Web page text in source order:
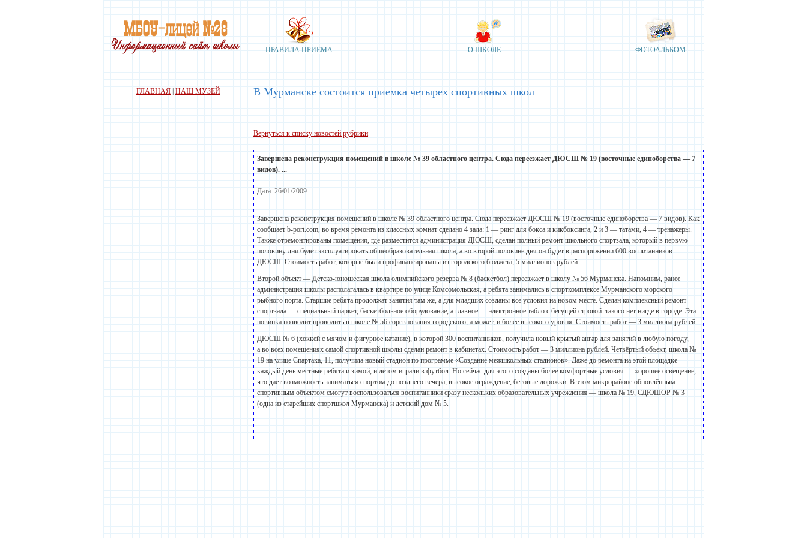
ПРАВИЛА ПРИЕМА О ШКОЛЕ ФОТОАЛЬБОМ
ГЛАВНАЯ НАШ МУЗЕЙ В Мурманске состоится приемка четырех спортивных школ
Вернуться к списку новостей рубрики
Завершена реконструкция помещений в школе № 39 областного центра. Сюда переезжает ДЮСШ № 19 (восточные единоборства — 7
видов). ...
Дата: 26/01/2009
Завершена реконструкция помещений в школе № 39 областного центра. Сюда переезжает ДЮСШ № 19 (восточные единоборства — 7 видов). Как
сообщает b-port.com, во время ремонта из классных комнат сделано 4 зала: 1 — ринг для бокса и кикбоксинга, 2 и 3 — татами, 4 — тренажеры.
Также отремонтированы помещения, где разместится администрация ДЮСШ, сделан полный ремонт школьного спортзала, который в первую
половину дня будет эксплуатировать общеобразовательная школа, а во второй половине дня он будет в распоряжении 600 воспитанников
ДЮСШ. Стоимость работ, которые были профинансированы из городского бюджета, 5 миллионов рублей.
Второй объект — Детско-юношеская школа олимпийского резерва № 8 (баскетбол) переезжает в школу № 56 Мурманска. Напомним, ранее
администрация школы располагалась в квартире по улице Комсомольская, а ребята занимались в спорткомплексе Мурманского морского
рыбного порта. Старшие ребята продолжат занятия там же, а для младших созданы все условия на новом месте. Сделан комплексный ремонт
спортзала — специальный паркет, баскетбольное оборудование, а главное — электронное табло с бегущей строкой: такого нет нигде в городе. Эта
новинка позволит проводить в школе № 56 соревнования городского, а может, и более высокого уровня. Стоимость работ — 3 миллиона рублей.
ДЮСШ № 6 (хоккей с мячом и фигурное катание), в которой 300 воспитанников, получила новый крытый ангар для занятий в любую погоду,
а во всех помещениях самой спортивной школы сделан ремонт в кабинетах. Стоимость работ — 3 миллиона рублей. Четвёртый объект, школа №
19 на улице Спартака, 11, получила новый стадион по программе «Создание межшкольных стадионов». Даже до ремонта на этой площадке
каждый день местные ребята и зимой, и летом играли в футбол. Но сейчас для этого созданы более комфортные условия — хорошее освещение,
что дает возможность заниматься спортом до позднего вечера, высокое ограждение, беговые дорожки. В этом микрорайоне обновлённым
спортивным объектом смогут воспользоваться воспитанники сразу нескольких образовательных учреждения — школа № 19, СДЮШОР № 3
(одна из старейших спортшкол Мурманска) и детский дом № 5.